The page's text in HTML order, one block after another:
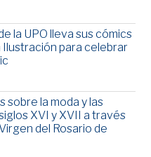
la UPO lleva sus cómics
Ilustración para celebrar
sobre la moda y las
XVI y XVII a través
del Rosario de